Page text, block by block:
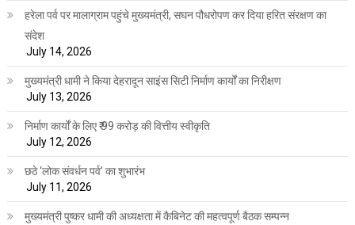
हरेला पर्व पर मालाग्राम पहुंचे मुख्यमंत्री, सघन पौधरोपण कर दिया हरित संरक्षण का
संदेश
July 14, 2026
मुख्यमंत्री धामी ने किया देहरादून साइंस सिटी निर्माण कार्यों का निरीक्षण
July 13, 2026
निर्माण कार्यों के लिए ₹ 99 करोड़ की वित्तीय स्वीकृति
July 12, 2026
छठे ‘लोक संवर्धन पर्व’ का शुभारंभ
July 11, 2026
मुख्यमंत्री पुष्कर धामी की अध्यक्षता में कैबिनेट की महत्वपूर्ण बैठक सम्पन्न